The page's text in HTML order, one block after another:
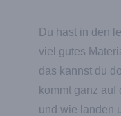
Du hast in den
viel gutes
das kannst du
kommt ganz
und wie landen